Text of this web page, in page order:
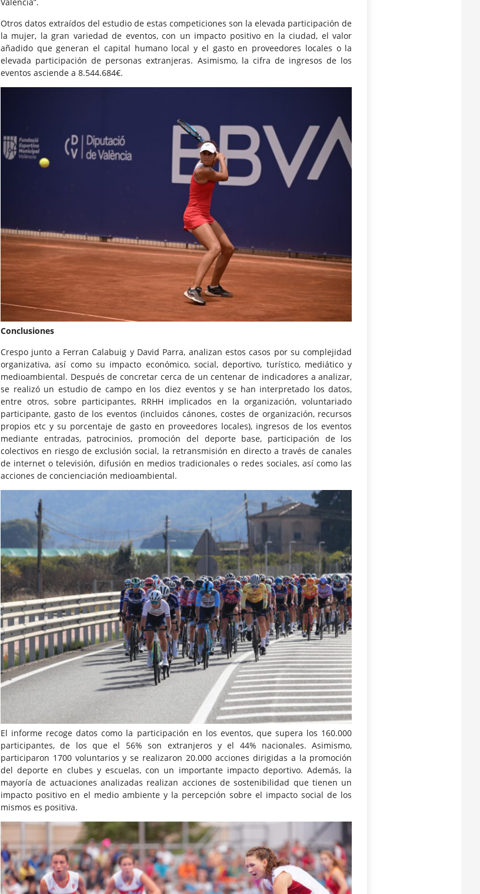
Valencia”.
Otros datos extraídos del estudio de estas competiciones son la elevada participación de
la mujer, la gran variedad de eventos, con un impacto positivo en la ciudad, el valor
añadido que generan el capital humano local y el gasto en proveedores locales o la
elevada participación de personas extranjeras. Asimismo, la cifra de ingresos de los
eventos asciende a 8.544.684€.
Conclusiones
Crespo junto a Ferran Calabuig y David Parra, analizan estos casos por su complejidad
organizativa, así como su impacto económico, social, deportivo, turístico, mediático y
medioambiental. Después de concretar cerca de un centenar de indicadores a analizar,
se realizó un estudio de campo en los diez eventos y se han interpretado los datos,
entre otros, sobre participantes, RRHH implicados en la organización, voluntariado
participante, gasto de los eventos (incluidos cánones, costes de organización, recursos
propios etc y su porcentaje de gasto en proveedores locales), ingresos de los eventos
mediante entradas, patrocinios, promoción del deporte base, participación de los
colectivos en riesgo de exclusión social, la retransmisión en directo a través de canales
de internet o televisión, difusión en medios tradicionales o redes sociales, así como las
acciones de concienciación medioambiental.
El informe recoge datos como la participación en los eventos, que supera los 160.000
participantes, de los que el 56% son extranjeros y el 44% nacionales. Asimismo,
participaron 1700 voluntarios y se realizaron 20.000 acciones dirigidas a la promoción
del deporte en clubes y escuelas, con un importante impacto deportivo. Además, la
mayoría de actuaciones analizadas realizan acciones de sostenibilidad que tienen un
impacto positivo en el medio ambiente y la percepción sobre el impacto social de los
mismos es positiva.